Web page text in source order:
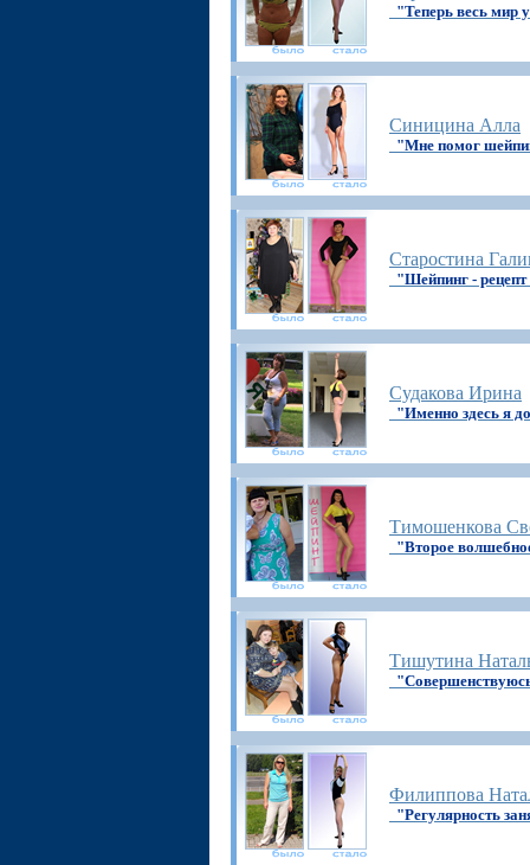
"Теперь весь мир
Синицина Алла
"Мне помог
Старостина
"Шейпинг - рецепт
Судакова Ирина
"Именно здесь я
Тимошенкова
"Второе
Тишутина
Филиппова
"Регулярность